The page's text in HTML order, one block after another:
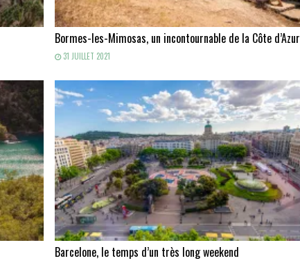
Bormes-les-Mimosas, un incontournable de la Côte d’Azur
31 JUILLET 2021
Barcelone, le temps d’un très long weekend